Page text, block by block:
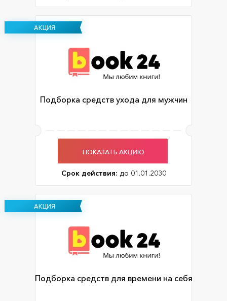
АКЦИЯ
Подборка средств ухода для мужчин
ПОКАЗАТЬ АКЦИЮ
Срок действия: до 01.01.2030
АКЦИЯ
Подборка средств для времени на себя